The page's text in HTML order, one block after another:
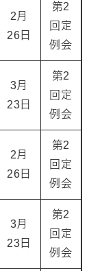
2月
26日
第2
回定
例会
3月
23日
第2
回定
例会
2月
26日
第2
回定
例会
3月
23日
第2
回定
例会